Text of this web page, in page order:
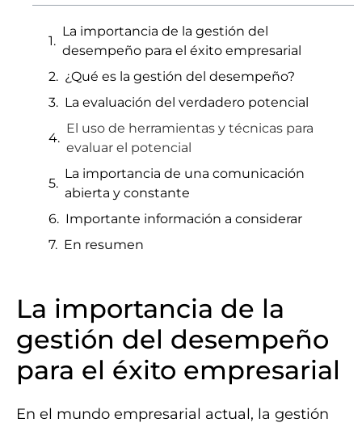
La importancia de la gestión del
desempeño para el éxito empresarial
¿Qué es la gestión del desempeño?
La evaluación del verdadero potencial
El uso de herramientas y técnicas para
evaluar el potencial
La importancia de una comunicación
abierta y constante
Importante información a considerar
En resumen
La importancia de la
gestión del desempeño
para el éxito empresarial
En el mundo empresarial actual, la gestión